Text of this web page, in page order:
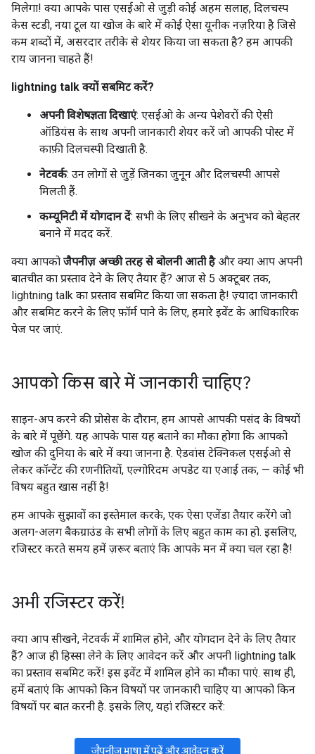
मिलेगा! क्या आपके पास एसईओ से जुड़ी कोई अहम सलाह, दिलचस्प
केस स्टडी, नया टूल या खोज के बारे में कोई ऐसा यूनीक नज़रिया है जिसे
कम शब्दों में, असरदार तरीके से शेयर किया जा सकता है? हम आपकी
राय जानना चाहते हैं!
lightning talk क्यों सबमिट करें?
अपनी विशेषज्ञता दिखाएं: एसईओ के अन्य पेशेवरों की ऐसी
ऑडियंस के साथ अपनी जानकारी शेयर करें जो आपकी पोस्ट में
काफ़ी दिलचस्पी दिखाती है.
नेटवर्क: उन लोगों से जुड़ें जिनका जुनून और दिलचस्पी आपसे
मिलती हैं.
कम्यूनिटी में योगदान दें: सभी के लिए सीखने के अनुभव को बेहतर
बनाने में मदद करें.
क्या आपको जैपनीज़ अच्छी तरह से बोलनी आती हैऔर क्या आप अपनी
बातचीत का प्रस्ताव देने के लिए तैयार हैं? आज से 5 अक्टूबर तक,
lightning talk का प्रस्ताव सबमिट किया जा सकता है! ज़्यादा जानकारी
और सबमिट करने के लिए फ़ॉर्म पाने के लिए, हमारे इवेंट के आधिकारिक
पेज पर जाएं.
आपको किस बारे में जानकारी चाहिए?
साइन-अप करने की प्रोसेस के दौरान, हम आपसे आपकी पसंद के विषयों
के बारे में पूछेंगे. यह आपके पास यह बताने का मौका होगा कि आपको
खोज की दुनिया के बारे में क्या जानना है. ऐडवांस टेक्निकल एसईओ से
लेकर कॉन्टेंट की रणनीतियों, एल्गोरिदम अपडेट या एआई तक, — कोई भी
विषय बहुत खास नहीं है!
हम आपके सुझावों का इस्तेमाल करके, एक ऐसा एजेंडा तैयार करेंगे जो
अलग-अलग बैकग्राउंड के सभी लोगों के लिए बहुत काम का हो. इसलिए,
रजिस्टर करते समय हमें ज़रूर बताएं कि आपके मन में क्या चल रहा है!
अभी रजिस्टर करें!
क्या आप सीखने, नेटवर्क में शामिल होने, और योगदान देने के लिए तैयार
हैं? आज ही हिस्सा लेने के लिए आवेदन करें और अपनी lightning talk
का प्रस्ताव सबमिट करें! इस इवेंट में शामिल होने का मौका पाएं. साथ ही,
हमें बताएं कि आपको किन विषयों पर जानकारी चाहिए या आपको किन
विषयों पर बात करनी है. इसके लिए, यहां रजिस्टर करें:
जैपनीज़ भाषा में पढ़ें और आवेदन करें